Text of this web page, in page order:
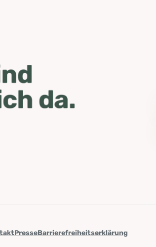
PresseBarrierefreiheitserklärung